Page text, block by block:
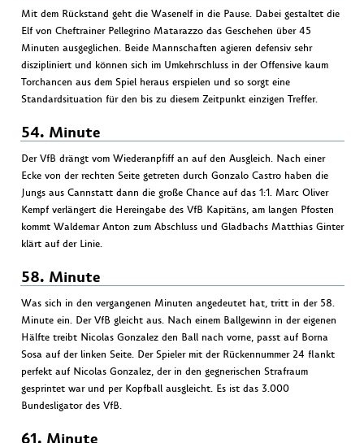
Mit dem Rückstand geht die Wasenelf in die Pause. Dabei gestaltet die
Elf von Cheftrainer Pellegrino Matarazzo das Geschehen über 45
Minuten ausgeglichen. Beide Mannschaften agieren defensiv sehr
diszipliniert und können sich im Umkehrschluss in der Offensive kaum
Torchancen aus dem Spiel heraus erspielen und so sorgt eine
Standardsituation für den bis zu diesem Zeitpunkt einzigen Treffer.
54. Minute
Der VfB drängt vom Wiederanpfiff an auf den Ausgleich. Nach einer
Ecke von der rechten Seite getreten durch Gonzalo Castro haben die
Jungs aus Cannstatt dann die große Chance auf das 1:1. Marc Oliver
Kempf verlängert die Hereingabe des VfB Kapitäns, am langen Pfosten
kommt Waldemar Anton zum Abschluss und Gladbachs Matthias Ginter
klärt auf der Linie.
58. Minute
Was sich in den vergangenen Minuten angedeutet hat, tritt in der 58.
Minute ein. Der VfB gleicht aus. Nach einem Ballgewinn in der eigenen
Hälfte treibt Nicolas Gonzalez den Ball nach vorne, passt auf Borna
Sosa auf der linken Seite. Der Spieler mit der Rückennummer 24 flankt
perfekt auf Nicolas Gonzalez, der in den gegnerischen Strafraum
gesprintet war und per Kopfball ausgleicht. Es ist das 3.000
Bundesligator des VfB.